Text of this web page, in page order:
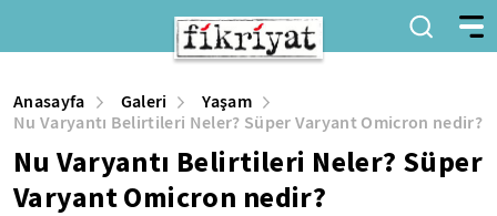
Anasayfa Galeri
Yaşam
Nu Varyantı Belirtileri Neler? Süper Varyant Omicron nedir?
Nu Varyantı Belirtileri Neler? Süper
Varyant Omicron nedir?